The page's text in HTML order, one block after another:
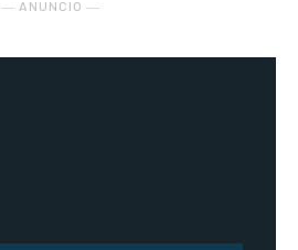
― ANUNCIO ―